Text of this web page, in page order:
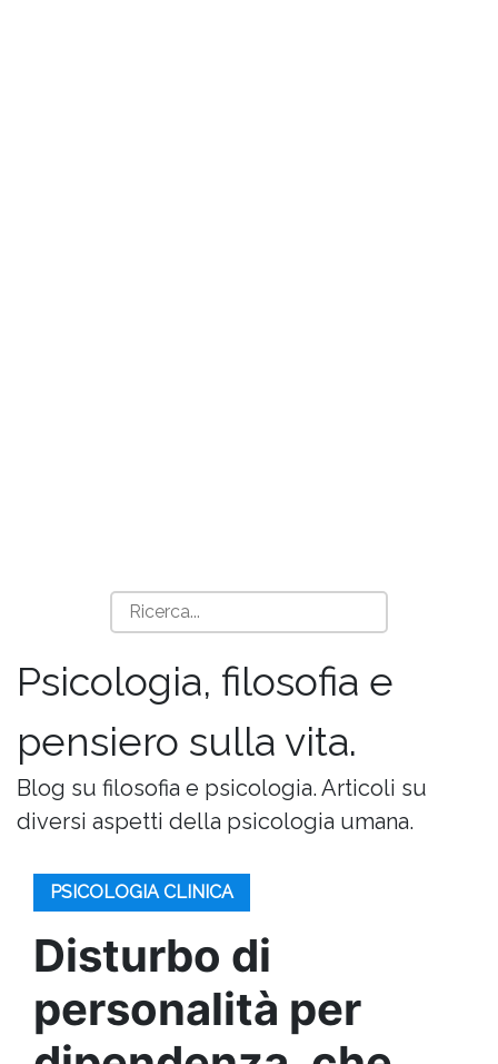
Psicologia, filosofia e
pensiero sulla vita.
Blog su filosofia e psicologia. Articoli su
diversi aspetti della psicologia umana.
PSICOLOGIA CLINICA
Disturbo di
personalità per